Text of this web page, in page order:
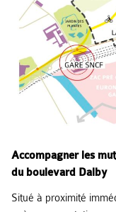
Accompagner les
du boulevard Dalby
Situé à proximité